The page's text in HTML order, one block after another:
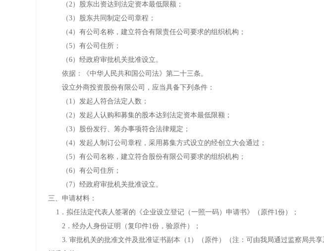
（2）股东出资达到法定资本最低限额；
（3）股东共同制定公司章程；
（4）有公司名称，建立符合有限责任公司要求的组织机构；
（5）有公司住所；
（6）经政府审批机关批准设立。
依据：《中华人民共和国公司法》第二十三条。
设立外商投资股份有限公司，应当具备下列条件：
（1）发起人符合法定人数；
（2）发起人认购和募集的股本达到法定资本最低限额；
（3）股份发行、筹办事项符合法律规定；
（4）发起人制订公司章程，采用募集方式设立的经创立大会通过；
（5）有公司名称，建立符合股份有限公司要求的组织机构；
（6）有公司住所；
（7）经政府审批机关批准设立。
三、申请材料：
1．拟任法定代表人签署的《企业设立登记（一照一码）申请书》（原件1份）；
2．经办人身份证明（复印件1份，验原件）；
3. 审批机关的批准文件及批准证书副本（1）（原件）（注：可由我局通过监察局共享